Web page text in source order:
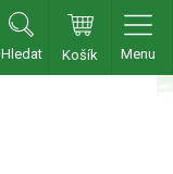
Hledat Košík Menu